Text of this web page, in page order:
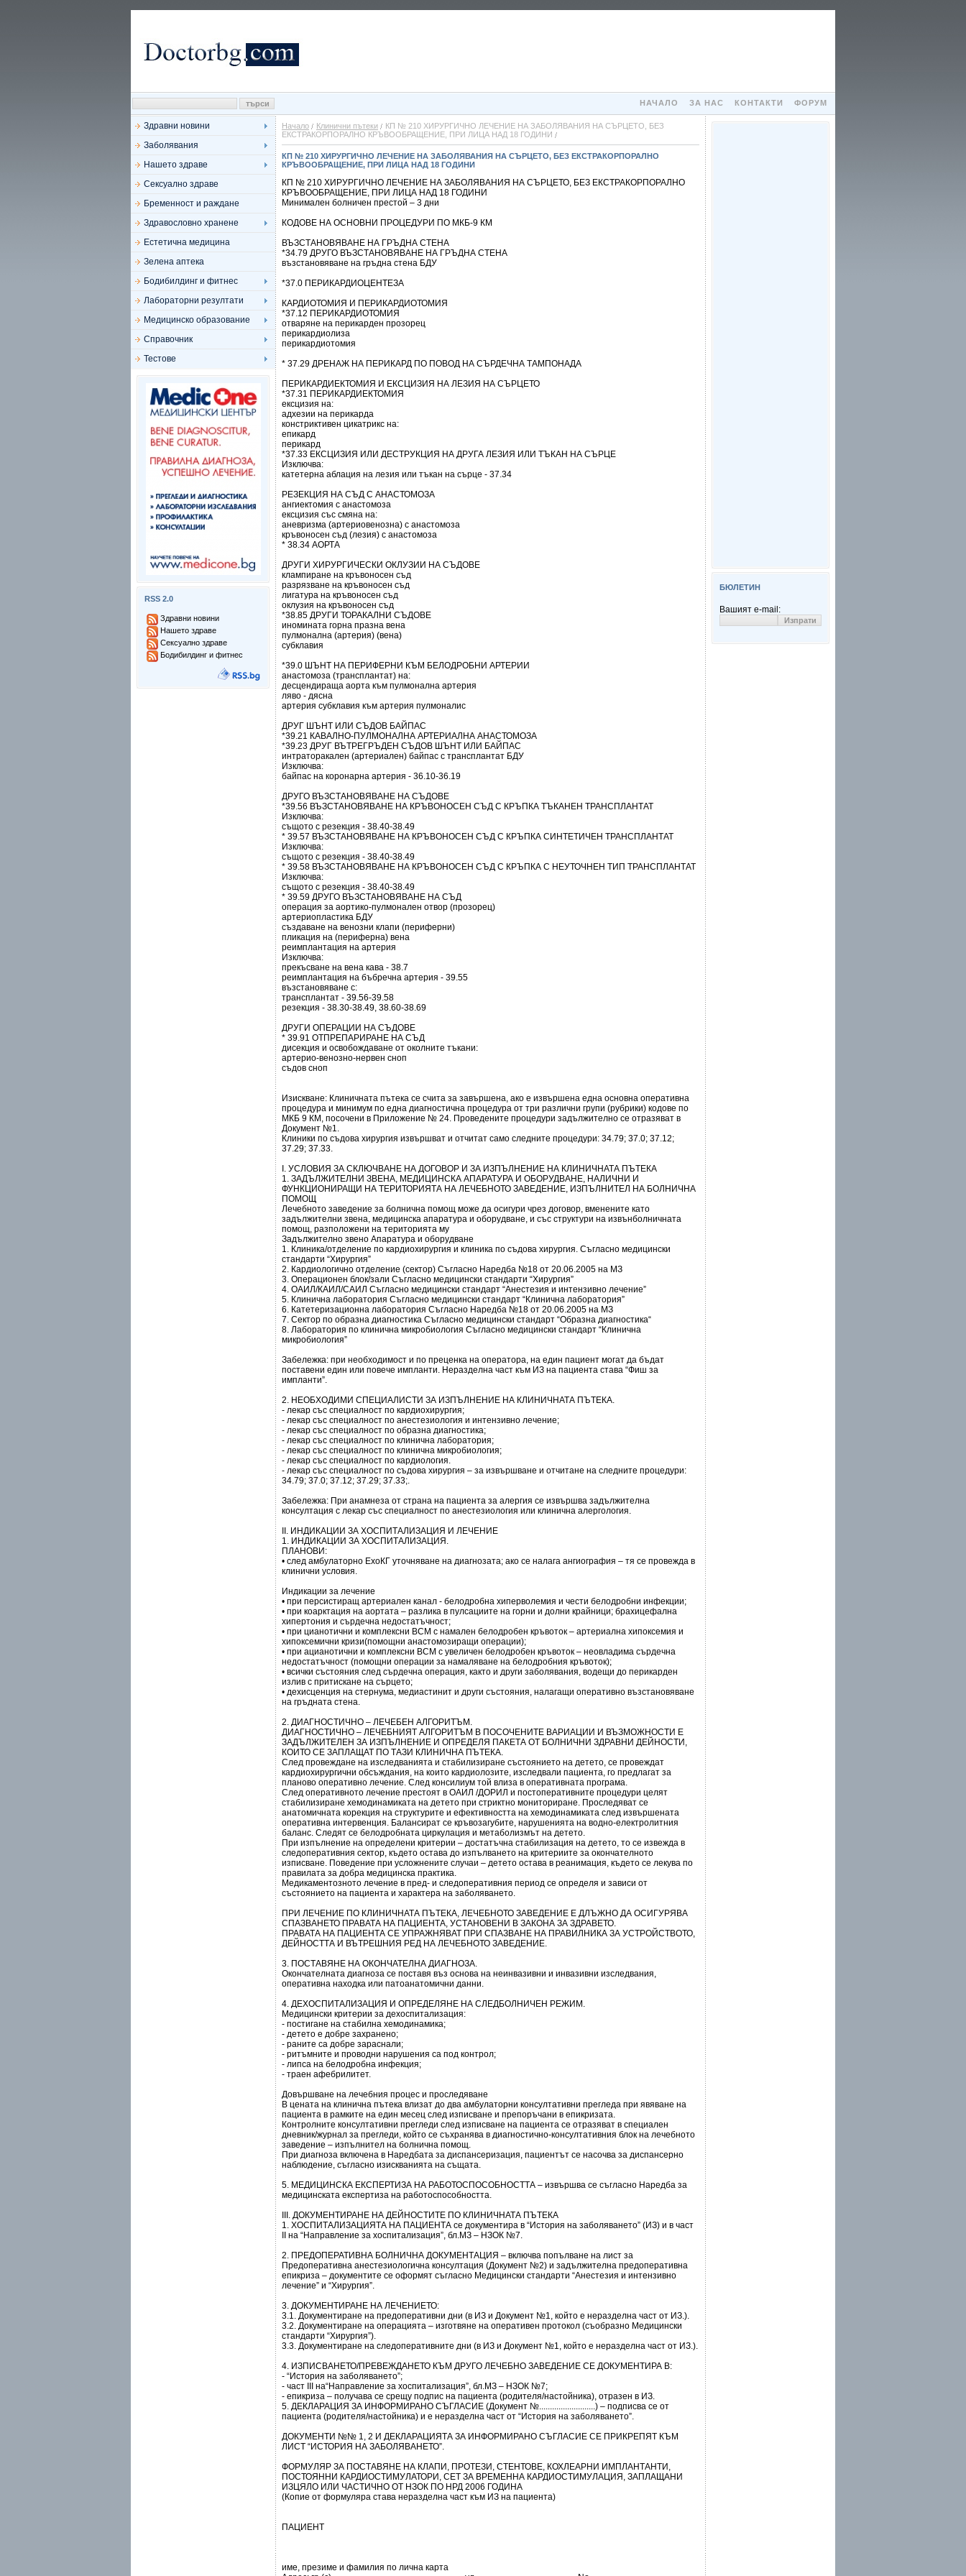
НАЧАЛО ЗА НАС КОНТАКТИ ФОРУМ
Здравни новини
Заболявания
Нашето здраве
Сексуално здраве
Бременност и раждане
Здравословно хранене
Естетична медицина
Зелена аптека
Бодибилдинг и фитнес
Лабораторни резултати
Медицинско образование
Справочник
Тестове
RSS 2.0
Здравни новини
Нашето здраве
Сексуално здраве
Бодибилдинг и фитнес
Начало Клинични пътеки
КП № 210 ХИРУРГИЧНО ЛЕЧЕНИЕ НА ЗАБОЛЯВАНИЯ НА СЪРЦЕТО, БЕЗ
ЕКСТРАКОРПОРАЛНО КРЪВООБРАЩЕНИЕ, ПРИ ЛИЦА НАД 18 ГОДИНИ
КП № 210 ХИРУРГИЧНО ЛЕЧЕНИЕ НА ЗАБОЛЯВАНИЯ НА СЪРЦЕТО, БЕЗ ЕКСТРАКОРПОРАЛНО
КРЪВООБРАЩЕНИЕ, ПРИ ЛИЦА НАД 18 ГОДИНИ
КП № 210 ХИРУРГИЧНО ЛЕЧЕНИЕ НА ЗАБОЛЯВАНИЯ НА СЪРЦЕТО, БЕЗ ЕКСТРАКОРПОРАЛНО
КРЪВООБРАЩЕНИЕ, ПРИ ЛИЦА НАД 18 ГОДИНИ
Минимален болничен престой – 3 дни
КОДОВЕ НА ОСНОВНИ ПРОЦЕДУРИ ПО МКБ-9 КМ
ВЪЗСТАНОВЯВАНЕ НА ГРЪДНА СТЕНА
*34.79 ДРУГО ВЪЗСТАНОВЯВАНЕ НА ГРЪДНА СТЕНА
възстановяване на гръдна стена БДУ
*37.0 ПЕРИКАРДИОЦЕНТЕЗА
КАРДИОТОМИЯ И ПЕРИКАРДИОТОМИЯ
*37.12 ПЕРИКАРДИОТОМИЯ
отваряне на перикарден прозорец
перикардиолиза
перикардиотомия
* 37.29 ДРЕНАЖ НА ПЕРИКАРД ПО ПОВОД НА СЪРДЕЧНА ТАМПОНАДА
ПЕРИКАРДИЕКТОМИЯ И ЕКСЦИЗИЯ НА ЛЕЗИЯ НА СЪРЦЕТО
*37.31 ПЕРИКАРДИЕКТОМИЯ
ексцизия на:
адхезии на перикарда
констриктивен цикатрикс на:
епикард
перикард
*37.33 ЕКСЦИЗИЯ ИЛИ ДЕСТРУКЦИЯ НА ДРУГА ЛЕЗИЯ ИЛИ ТЪКАН НА СЪРЦЕ
Изключва:
катетерна аблация на лезия или тъкан на сърце - 37.34
РЕЗЕКЦИЯ НА СЪД С АНАСТОМОЗА
ангиектомия с анастомоза
ексцизия със смяна на:
аневризма (артериовенозна) с анастомоза
кръвоносен съд (лезия) с анастомоза
* 38.34 АОРТА
ДРУГИ ХИРУРГИЧЕСКИ ОКЛУЗИИ НА СЪДОВЕ
клампиране на кръвоносен съд
разрязване на кръвоносен съд
лигатура на кръвоносен съд
оклузия на кръвоносен съд
*38.85 ДРУГИ ТОРАКАЛНИ СЪДОВЕ
иномината горна празна вена
пулмонална (артерия) (вена)
субклавия
*39.0 ШЪНТ НА ПЕРИФЕРНИ КЪМ БЕЛОДРОБНИ АРТЕРИИ
анастомоза (трансплантат) на:
десцендираща аорта към пулмонална артерия
ляво - дясна
артерия субклавия към артерия пулмоналис
ДРУГ ШЪНТ ИЛИ СЪДОВ БАЙПАС
*39.21 КАВАЛНО-ПУЛМОНАЛНА АРТЕРИАЛНА АНАСТОМОЗА
*39.23 ДРУГ ВЪТРЕГРЪДЕН СЪДОВ ШЪНТ ИЛИ БАЙПАС
интраторакален (артериален) байпас с трансплантат БДУ
Изключва:
байпас на коронарна артерия - 36.10-36.19
ДРУГО ВЪЗСТАНОВЯВАНЕ НА СЪДОВЕ
*39.56 ВЪЗСТАНОВЯВАНЕ НА КРЪВОНОСЕН СЪД С КРЪПКА ТЪКАНЕН ТРАНСПЛАНТАТ
Изключва:
същото с резекция - 38.40-38.49
* 39.57 ВЪЗСТАНОВЯВАНЕ НА КРЪВОНОСЕН СЪД С КРЪПКА СИНТЕТИЧЕН ТРАНСПЛАНТАТ
Изключва:
същото с резекция - 38.40-38.49
* 39.58 ВЪЗСТАНОВЯВАНЕ НА КРЪВОНОСЕН СЪД С КРЪПКА С НЕУТОЧНЕН ТИП ТРАНСПЛАНТАТ
Изключва:
същото с резекция - 38.40-38.49
* 39.59 ДРУГО ВЪЗСТАНОВЯВАНЕ НА СЪД
операция за аортико-пулмонален отвор (прозорец)
артериопластика БДУ
създаване на венозни клапи (периферни)
пликация на (периферна) вена
реимплантация на артерия
Изключва:
прекъсване на вена кава - 38.7
реимплантация на бъбречна артерия - 39.55
възстановяване с:
трансплантат - 39.56-39.58
резекция - 38.30-38.49, 38.60-38.69
ДРУГИ ОПЕРАЦИИ НА СЪДОВЕ
* 39.91 ОТПРЕПАРИРАНЕ НА СЪД
дисекция и освобождаване от околните тъкани:
артерио-венозно-нервен сноп
съдов сноп
Изискване: Клиничната пътека се счита за завършена, ако е извършена една основна оперативна
процедура и минимум по една диагностична процедура от три различни групи (рубрики) кодове по
МКБ 9 КМ, посочени в Приложение № 24. Проведените процедури задължително се отразяват в
Документ №1.
Клиники по съдова хирургия извършват и отчитат само следните процедури: 34.79; 37.0; 37.12;
37.29; 37.33.
І. УСЛОВИЯ ЗА СКЛЮЧВАНЕ НА ДОГОВОР И ЗА ИЗПЪЛНЕНИЕ НА КЛИНИЧНАТА ПЪТЕКА
1. ЗАДЪЛЖИТЕЛНИ ЗВЕНА, МЕДИЦИНСКА АПАРАТУРА И ОБОРУДВАНЕ, НАЛИЧНИ И
ФУНКЦИОНИРАЩИ НА ТЕРИТОРИЯТА НА ЛЕЧЕБНОТО ЗАВЕДЕНИЕ, ИЗПЪЛНИТЕЛ НА БОЛНИЧНА
ПОМОЩ
Лечебното заведение за болнична помощ може да осигури чрез договор, вменените като
задължителни звена, медицинска апаратура и оборудване, и със структури на извънболничната
помощ, разположени на територията му
Задължително звено Апаратура и оборудване
1. Клиника/отделение по кардиохирургия и клиника по съдова хирургия. Съгласно медицински
стандарти “Хирургия”
2. Кардиологично отделение (сектор) Съгласно Наредба №18 от 20.06.2005 на МЗ
3. Операционен блок/зали Съгласно медицински стандарти “Хирургия”
4. ОАИЛ/КАИЛ/САИЛ Съгласно медицински стандарт “Анестезия и интензивно лечение”
5. Клинична лаборатория Съгласно медицински стандарт “Клинична лаборатория”
6. Катетеризационна лаборатория Съгласно Наредба №18 от 20.06.2005 на МЗ
7. Сектор по образна диагностика Съгласно медицински стандарт “Образна диагностика“
8. Лаборатория по клинична микробиология Съгласно медицински стандарт “Клинична
микробиология”
Забележка: при необходимост и по преценка на оператора, на един пациент могат да бъдат
поставени един или повече импланти. Неразделна част към ИЗ на пациента става “Фиш за
импланти”.
2. НЕОБХОДИМИ СПЕЦИАЛИСТИ ЗА ИЗПЪЛНЕНИЕ НА КЛИНИЧНАТА ПЪТЕКА.
- лекар със специалност по кардиохирургия;
- лекар със специалност по анестезиология и интензивно лечение;
- лекар със специалност по образна диагностика;
- лекар със специалност по клинична лаборатория;
- лекар със специалност по клинична микробиология;
- лекар със специалност по кардиология.
- лекар със специалност по съдова хирургия – за извършване и отчитане на следните процедури:
34.79; 37.0; 37.12; 37.29; 37.33;.
Забележка: При анамнеза от страна на пациента за алергия се извършва задължителна
консултация с лекар със специалност по анестезиология или клинична алергология.
ІІ. ИНДИКАЦИИ ЗА ХОСПИТАЛИЗАЦИЯ И ЛЕЧЕНИЕ
1. ИНДИКАЦИИ ЗА ХОСПИТАЛИЗАЦИЯ.
ПЛАНОВИ:
• след амбулаторно ЕхоКГ уточняване на диагнозата; ако се налага ангиография – тя се провежда в
клинични условия.
Индикации за лечение
• при персистиращ артериален канал - белодробна хиперволемия и чести белодробни инфекции;
• при коарктация на аортата – разлика в пулсациите на горни и долни крайници; брахицефална
хипертония и сърдечна недостатъчност;
• при цианотични и комплексни ВСМ с намален белодробен кръвоток – артериална хипоксемия и
хипоксемични кризи(помощни анастомозиращи операции);
• при ацианотични и комплексни ВСМ с увеличен белодробен кръвоток – неовладима сърдечна
недостатъчност (помощни операции за намаляване на белодробния кръвоток);
• всички състояния след сърдечна операция, както и други заболявания, водещи до перикарден
излив с притискане на сърцето;
• дехисценция на стернума, медиастинит и други състояния, налагащи оперативно възстановяване
на гръдната стена.
2. ДИАГНОСТИЧНО – ЛЕЧЕБЕН АЛГОРИТЪМ.
ДИАГНОСТИЧНО – ЛЕЧЕБНИЯТ АЛГОРИТЪМ В ПОСОЧЕНИТЕ ВАРИАЦИИ И ВЪЗМОЖНОСТИ Е
ЗАДЪЛЖИТЕЛЕН ЗА ИЗПЪЛНЕНИЕ И ОПРЕДЕЛЯ ПАКЕТА ОТ БОЛНИЧНИ ЗДРАВНИ ДЕЙНОСТИ,
КОИТО СЕ ЗАПЛАЩАТ ПО ТАЗИ КЛИНИЧНА ПЪТЕКА.
След провеждане на изследванията и стабилизиране състоянието на детето, се провеждат
кардиохирургични обсъждания, на които кардиолозите, изследвали пациента, го предлагат за
планово оперативно лечение. След консилиум той влиза в оперативната програма.
След оперативното лечение престоят в ОАИЛ /ДОРИЛ и постоперативните процедури целят
стабилизиране хемодинамиката на детето при стриктно мониториране. Проследяват се
анатомичната корекция на структурите и ефективността на хемодинамиката след извършената
оперативна интервенция. Балансират се кръвозагубите, нарушенията на водно-електролитния
баланс. Следят се белодробната циркулация и метаболизмът на детето.
При изпълнение на определени критерии – достатъчна стабилизация на детето, то се извежда в
следоперативния сектор, където остава до изпълването на критериите за окончателното
изписване. Поведение при усложнените случаи – детето остава в реанимация, където се лекува по
правилата за добра медицинска практика.
Медикаментозното лечение в пред- и следоперативния период се определя и зависи от
състоянието на пациента и характера на заболяването.
ПРИ ЛЕЧЕНИЕ ПО КЛИНИЧНАТА ПЪТЕКА, ЛЕЧЕБНОТО ЗАВЕДЕНИЕ Е ДЛЪЖНО ДА ОСИГУРЯВА
СПАЗВАНЕТО ПРАВАТА НА ПАЦИЕНТА, УСТАНОВЕНИ В ЗАКОНА ЗА ЗДРАВЕТО.
ПРАВАТА НА ПАЦИЕНТА СЕ УПРАЖНЯВАТ ПРИ СПАЗВАНЕ НА ПРАВИЛНИКА ЗА УСТРОЙСТВОТО,
ДЕЙНОСТТА И ВЪТРЕШНИЯ РЕД НА ЛЕЧЕБНОТО ЗАВЕДЕНИЕ.
3. ПОСТАВЯНЕ НА ОКОНЧАТЕЛНА ДИАГНОЗА.
Окончателната диагноза се поставя въз основа на неинвазивни и инвазивни изследвания,
оперативна находка или патоанатомични данни.
4. ДЕХОСПИТАЛИЗАЦИЯ И ОПРЕДЕЛЯНЕ НА СЛЕДБОЛНИЧЕН РЕЖИМ.
Медицински критерии за дехоспитализация:
- постигане на стабилна хемодинамика;
- детето е добре захранено;
- раните са добре зараснали;
- ритъмните и проводни нарушения са под контрол;
- липса на белодробна инфекция;
- траен афебрилитет.
Довършване на лечебния процес и проследяване
В цената на клинична пътека влизат до два амбулаторни консултативни прегледа при явяване на
пациента в рамките на един месец след изписване и препоръчани в епикризата.
Контролните консултативни прегледи след изписване на пациента се отразяват в специален
дневник/журнал за прегледи, който се съхранява в диагностично-консултативния блок на лечебното
заведение – изпълнител на болнична помощ.
При диагноза включена в Наредбата за диспансеризация, пациентът се насочва за диспансерно
наблюдение, съгласно изискванията на същата.
5. МЕДИЦИНСКА ЕКСПЕРТИЗА НА РАБОТОСПОСОБНОСТТА – извършва се съгласно Наредба за
медицинската експертиза на работоспособността.
ІІІ. ДОКУМЕНТИРАНЕ НА ДЕЙНОСТИТЕ ПО КЛИНИЧНАТА ПЪТЕКА
1. ХОСПИТАЛИЗАЦИЯТА НА ПАЦИЕНТА се документира в “История на заболяването” (ИЗ) и в част
ІІ на “Направление за хоспитализация”, бл.МЗ – НЗОК №7.
2. ПРЕДОПЕРАТИВНА БОЛНИЧНА ДОКУМЕНТАЦИЯ – включва попълване на лист за
Предоперативна анестезиологична консултация (Документ №2) и задължителна предоперативна
епикриза – документите се оформят съгласно Медицински стандарти “Анестезия и интензивно
лечение” и “Хирургия”.
3. ДОКУМЕНТИРАНЕ НА ЛЕЧЕНИЕТО:
3.1. Документиране на предоперативни дни (в ИЗ и Документ №1, който е неразделна част от ИЗ.).
3.2. Документиране на операцията – изготвяне на оперативен протокол (съобразно Медицински
стандарти “Хирургия”).
3.3. Документиране на следоперативните дни (в ИЗ и Документ №1, който е неразделна част от ИЗ.).
4. ИЗПИСВАНЕТО/ПРЕВЕЖДАНЕТО КЪМ ДРУГО ЛЕЧЕБНО ЗАВЕДЕНИЕ СЕ ДОКУМЕНТИРА В:
- “История на заболяването”;
- част ІІІ на“Направление за хоспитализация”, бл.МЗ – НЗОК №7;
- епикриза – получава се срещу подпис на пациента (родителя/настойника), отразен в ИЗ.
5. ДЕКЛАРАЦИЯ ЗА ИНФОРМИРАНО СЪГЛАСИЕ (Документ №..........................) – подписва се от
пациента (родителя/настойника) и е неразделна част от “История на заболяването”.
ДОКУМЕНТИ №№ 1, 2 И ДЕКЛАРАЦИЯТА ЗА ИНФОРМИРАНО СЪГЛАСИЕ СЕ ПРИКРЕПЯТ КЪМ
ЛИСТ “ИСТОРИЯ НА ЗАБОЛЯВАНЕТО”.
ФОРМУЛЯР ЗА ПОСТАВЯНЕ НА КЛАПИ, ПРОТЕЗИ, СТЕНТОВЕ, КОХЛЕАРНИ ИМПЛАНТАНТИ,
ПОСТОЯННИ КАРДИОСТИМУЛАТОРИ, СЕТ ЗА ВРЕМЕННА КАРДИОСТИМУЛАЦИЯ, ЗАПЛАЩАНИ
ИЗЦЯЛО ИЛИ ЧАСТИЧНО ОТ НЗОК ПО НРД 2006 ГОДИНА
(Копие от формуляра става неразделна част към ИЗ на пациента)
ПАЦИЕНТ
име, презиме и фамилия по лична карта
БЮЛЕТИН
Вашият e-mail: